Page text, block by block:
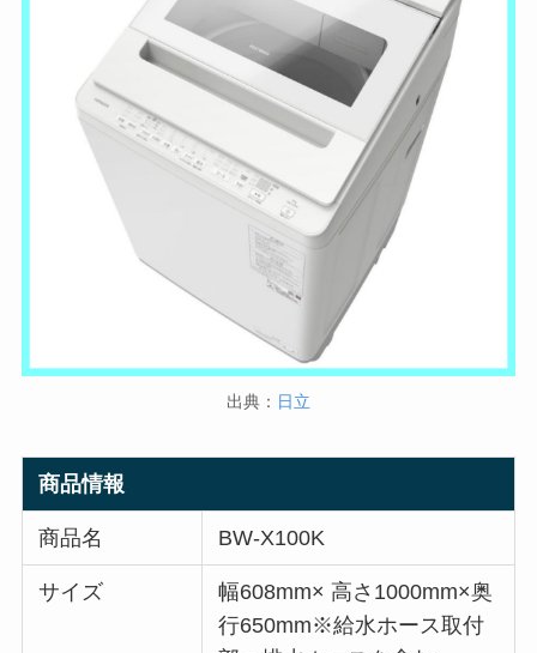
出典： 日立
商品情報
商品名 BW-X100K
サイズ
幅608mm× 高さ1000mm×奥
行650mm※給水ホース取付